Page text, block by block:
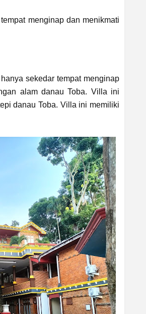
menginap dan menikmati
sekedar tempat menginap
alam danau Toba. Villa ini
danau Toba. Villa ini memiliki